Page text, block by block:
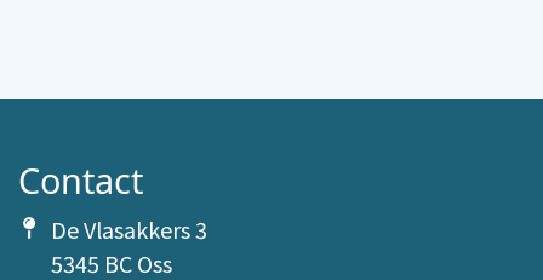
Contact
De Vlasakkers 3
5345 BC Oss